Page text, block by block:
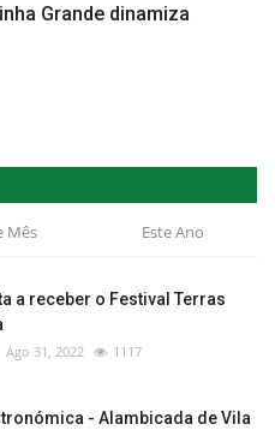
Grande dinamiza
Mês Este Ano
a receber o Festival Terras
Ago 31, 2022 1117
- Alambicada de Vila